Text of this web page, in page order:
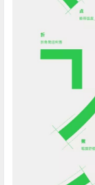
字体采用全新
更多细节，并